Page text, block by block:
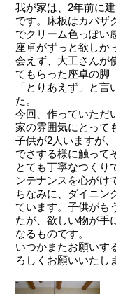
我が家は、2年前に
です。床板はカバザ
でクリーム色っぽい
座卓がずっと欲しか
会えず、大工さんが
てもらった座卓の脚
「とりあえず」と
た。
今回、作っていただ
家の雰囲気にとって
子供が2人いますが
でさする様に触って
とても丁寧なつくり
ンテナンスを心がけ
ちなみに、ダイニン
ています。子供がも
たが、欲しい物が手
なるものです。
いつかまたお願いす
ろしくお願いいたし